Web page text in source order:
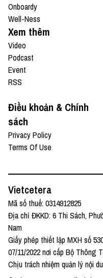
Onboardy
Well-Ness
Xem thêm
Video
Podcast
Event
RSS
Điều khoản & Chính
sách
Privacy Policy
Terms Of Use
Vietcetera
Mã số thuế: 0314912825
Địa chỉ ĐKKD: 6 Thi Sách,
Nam
Giấy phép thiết lập MXH số
07/11/2022 nơi cấp Bộ Thông
Chịu trách nhiệm quản lý nội